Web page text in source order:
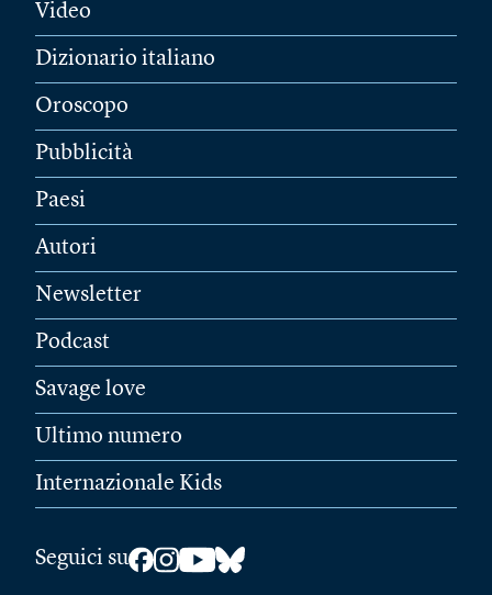
Video
Dizionario italiano
Oroscopo
Pubblicità
Paesi
Autori
Newsletter
Podcast
Savage love
Ultimo numero
Internazionale Kids
Seguici su